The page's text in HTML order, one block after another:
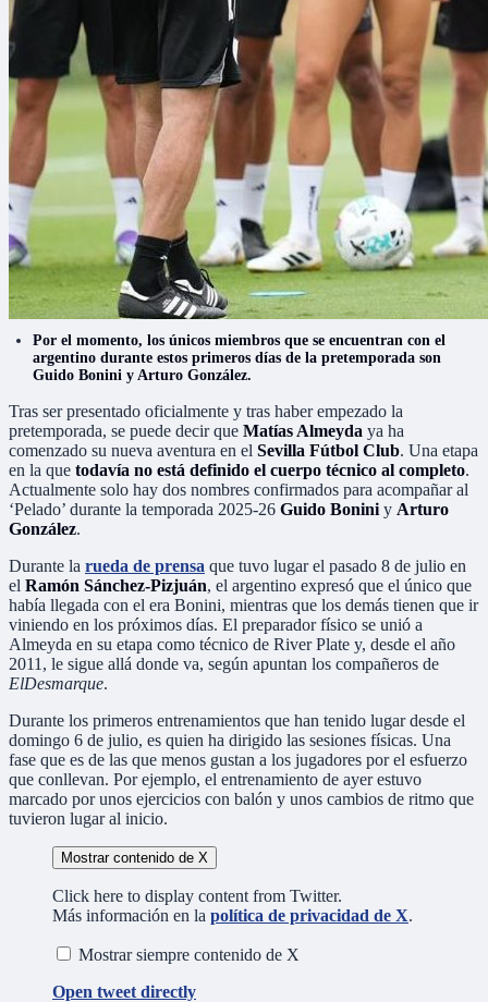
Por el momento, los únicos miembros que se encuentran con el
argentino durante estos primeros días de la pretemporada son
Guido Bonini y Arturo González.
Tras ser presentado oficialmente y tras haber empezado la
pretemporada, se puede decir que Matías Almeyda ya ha
comenzado su nueva aventura en el Sevilla Fútbol Club. Una etapa
en la que todavía no está definido el cuerpo técnico al completo.
Actualmente solo hay dos nombres confirmados para acompañar al
‘Pelado’ durante la temporada 2025-26 Guido Bonini y Arturo
González.
Durante la rueda de prensa que tuvo lugar el pasado 8 de julio en
el Ramón Sánchez-Pizjuán, el argentino expresó que el único que
había llegada con el era Bonini, mientras que los demás tienen que ir
viniendo en los próximos días. El preparador físico se unió a
Almeyda en su etapa como técnico de River Plate y, desde el año
2011, le sigue allá donde va, según apuntan los compañeros de
ElDesmarque.
Durante los primeros entrenamientos que han tenido lugar desde el
domingo 6 de julio, es quien ha dirigido las sesiones físicas. Una
fase que es de las que menos gustan a los jugadores por el esfuerzo
que conllevan. Por ejemplo, el entrenamiento de ayer estuvo
marcado por unos ejercicios con balón y unos cambios de ritmo que
tuvieron lugar al inicio.
Mostrar contenido de X
Click here to display content from Twitter.
Más información en la política de privacidad de X.
Mostrar siempre contenido de X
Open tweet directly